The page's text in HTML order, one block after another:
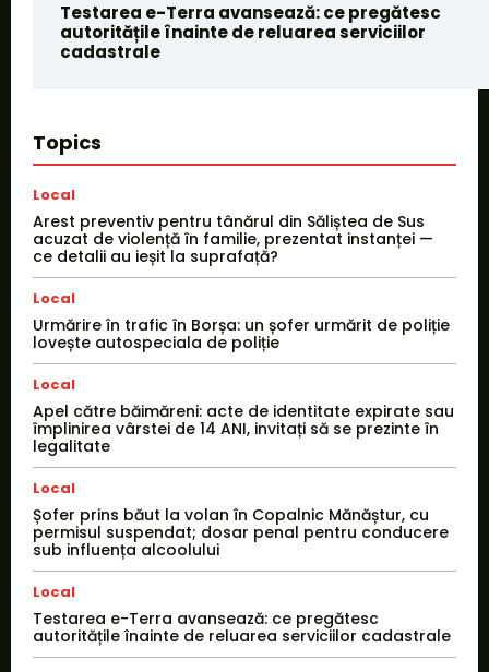
Testarea e-Terra avansează: ce pregătesc
autoritățile înainte de reluarea serviciilor
cadastrale
Topics
Local
Arest preventiv pentru tânărul din Săliștea de Sus
acuzat de violență în familie, prezentat instanței —
ce detalii au ieșit la suprafață?
Local
Urmărire în trafic în Borșa: un șofer urmărit de poliție
lovește autospeciala de poliție
Local
Apel către băimăreni: acte de identitate expirate sau
împlinirea vârstei de 14 ANI, invitați să se prezinte în
legalitate
Local
Șofer prins băut la volan în Copalnic Mănăștur, cu
permisul suspendat; dosar penal pentru conducere
sub influența alcoolului
Local
Testarea e-Terra avansează: ce pregătesc
autoritățile înainte de reluarea serviciilor cadastrale